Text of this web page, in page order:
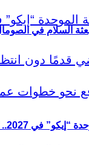
السلام في